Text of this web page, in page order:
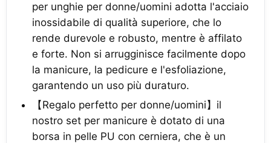
per unghie per donne/uomini adotta l'acciaio
inossidabile di qualità superiore, che lo
rende durevole e robusto, mentre è affilato
e forte. Non si arrugginisce facilmente dopo
la manicure, la pedicure e l'esfoliazione,
garantendo un uso più duraturo.
【Regalo perfetto per donne/uomini】il
nostro set per manicure è dotato di una
borsa in pelle PU con cerniera, che è un